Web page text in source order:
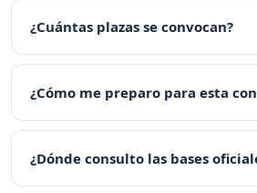
¿Cuántas plazas se convocan?
¿Cómo me preparo para esta
¿Dónde consulto las bases